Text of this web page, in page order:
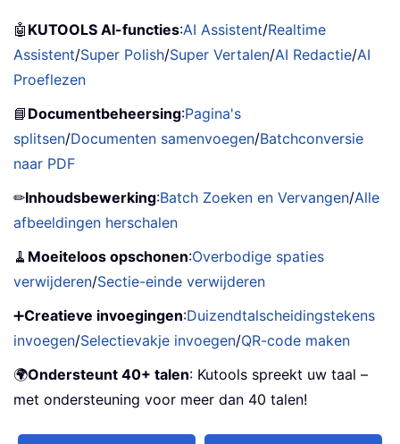
🤖 KUTOOLS AI-functies:AI Assistent/Realtime
Assistent/Super Polish/Super Vertalen/AI Redactie/AI
Proeflezen
📘 Documentbeheersing:Pagina's
splitsen/Documenten samenvoegen/Batchconversie
naar PDF
✏Inhoudsbewerking:Batch Zoeken en Vervangen/Alle
afbeeldingen herschalen
🧹 Moeiteloos opschonen:Overbodige spaties
verwijderen/Sectie-einde verwijderen
➕Creatieve invoegingen:Duizendtalscheidingstekens
invoegen/Selectievakje invoegen/QR-code maken
🌍Ondersteunt 40+ talen: Kutools spreekt uw taal –
met ondersteuning voor meer dan 40 talen!